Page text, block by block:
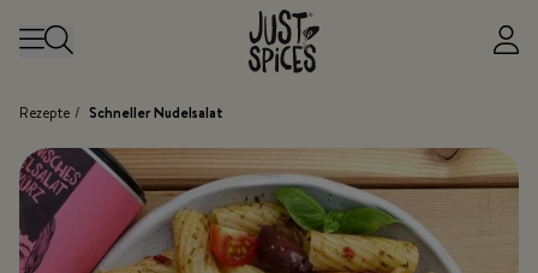
Rezepte / Schneller Nudelsalat